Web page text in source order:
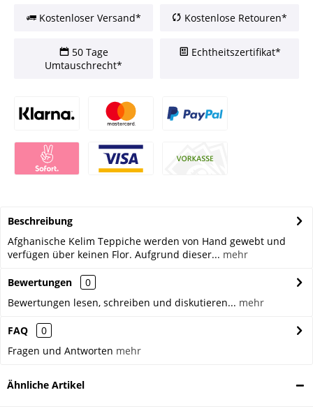
Kostenloser Versand* Kostenlose Retouren*
50 Tage
Umtauschrecht*
Echtheitszertifikat*
Beschreibung
Afghanische Kelim Teppiche werden von Hand gewebt und
verfügen über keinen Flor. Aufgrund dieser... mehr
Bewertungen
0
Bewertungen lesen, schreiben und diskutieren... mehr
FAQ
0
Fragen und Antworten mehr
Ähnliche Artikel